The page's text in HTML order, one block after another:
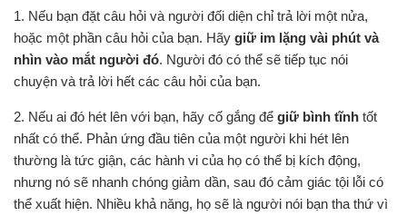
1. Nếu bạn đặt câu hỏi và người đối diện chỉ trả lời một nửa,
hoặc một phần câu hỏi của bạn. Hãy giữ im lặng vài phút và
nhìn vào mắt người đó. Người đó có thể sẽ tiếp tục nói
chuyện và trả lời hết các câu hỏi của bạn.
2. Nếu ai đó hét lên với bạn, hãy cố gắng để giữ bình tĩnh tốt
nhất có thể. Phản ứng đầu tiên của một người khi hét lên
thường là tức giận, các hành vi của họ có thể bị kích động,
nhưng nó sẽ nhanh chóng giảm dần, sau đó cảm giác tội lỗi có
thể xuất hiện. Nhiều khả năng, họ sẽ là người nói bạn tha thứ vì